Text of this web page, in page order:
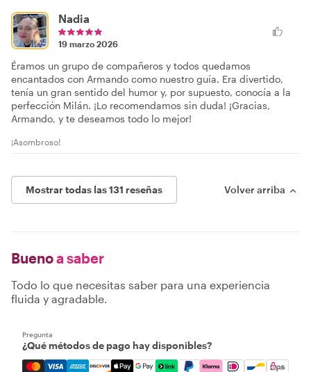
Nadia
19 marzo 2026
Éramos un grupo de compañeros y todos quedamos
encantados con Armando como nuestro guía. Era divertido,
tenía un gran sentido del humor y, por supuesto, conocía a la
perfección Milán. ¡Lo recomendamos sin duda! ¡Gracias,
Armando, y te deseamos todo lo mejor!
¡Asombroso!
Mostrar todas las 131 reseñas Volver arriba
Buenoa saber
Todo lo que necesitas saber para una experiencia
fluida y agradable.
Pregunta
¿Qué métodos de pago hay disponibles?
Mastercard, Visa, Amex, Discover, Apple Pay, Google